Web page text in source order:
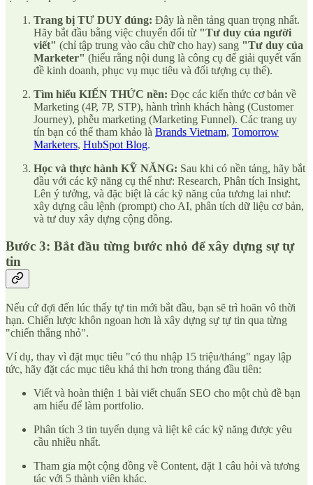
Trang bị TƯ DUY đúng: Đây là nền tảng quan trọng nhất.
Hãy bắt đầu bằng việc chuyển đổi từ "Tư duy của người
viết" (chỉ tập trung vào câu chữ cho hay) sang "Tư duy của
Marketer" (hiểu rằng nội dung là công cụ để giải quyết vấn
đề kinh doanh, phục vụ mục tiêu và đối tượng cụ thể).
Tìm hiểu KIẾN THỨC nền: Đọc các kiến thức cơ bản về
Marketing (4P, 7P, STP), hành trình khách hàng (Customer
Journey), phễu marketing (Marketing Funnel). Các trang uy
tín bạn có thể tham khảo là Brands Vietnam, Tomorrow
Marketers, HubSpot Blog.
Học và thực hành KỸ NĂNG: Sau khi có nền tảng, hãy bắt
đầu với các kỹ năng cụ thể như: Research, Phân tích Insight,
Lên ý tưởng, và đặc biệt là các kỹ năng của tương lai như:
xây dựng câu lệnh (prompt) cho AI, phân tích dữ liệu cơ bản,
và tư duy xây dựng cộng đồng.
Bước 3: Bắt đầu từng bước nhỏ để xây dựng sự tự
tin
Nếu cứ đợi đến lúc thấy tự tin mới bắt đầu, bạn sẽ trì hoãn vô thời
hạn. Chiến lược khôn ngoan hơn là xây dựng sự tự tin qua từng
"chiến thắng nhỏ".
Ví dụ, thay vì đặt mục tiêu "có thu nhập 15 triệu/tháng" ngay lập
tức, hãy đặt các mục tiêu khả thi hơn trong tháng đầu tiên:
Viết và hoàn thiện 1 bài viết chuẩn SEO cho một chủ đề bạn
am hiểu để làm portfolio.
Phân tích 3 tin tuyển dụng và liệt kê các kỹ năng được yêu
cầu nhiều nhất.
Tham gia một cộng đồng về Content, đặt 1 câu hỏi và tương
tác với 5 thành viên khác.